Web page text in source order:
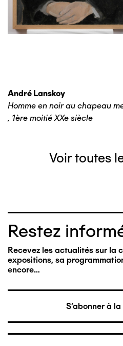
André Lanskoy
Homme en noir au chapeau
, 1ère moitié XXe siècle
Voir toutes
Restez
Recevez les actualités sur la
expositions, sa
encore…
S'abonner à